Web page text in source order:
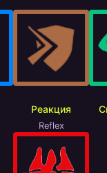
Реакция
Reflex